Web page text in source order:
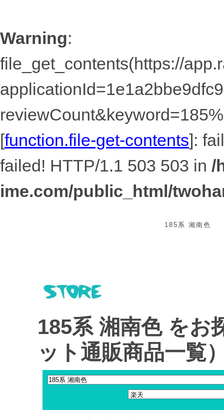
Warning:
file_get_contents(https://
[function.file-get-contents]:
failed! HTTP/1.1 503 503 in /
ime.com/public_html/
185系 湘南色
185系 湘南色 をお
ット通販商品一覧